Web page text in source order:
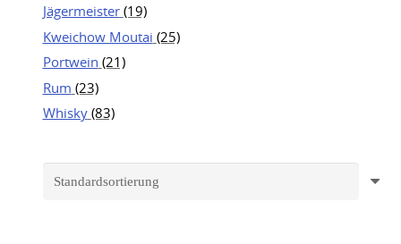
Jägermeister (19)
Kweichow Moutai (25)
Portwein (21)
Rum (23)
Whisky (83)